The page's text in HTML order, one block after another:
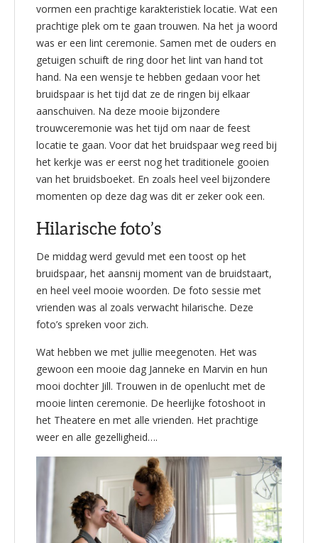
vormen een prachtige karakteristiek locatie. Wat een
prachtige plek om te gaan trouwen. Na het ja woord
was er een lint ceremonie. Samen met de ouders en
getuigen schuift de ring door het lint van hand tot
hand. Na een wensje te hebben gedaan voor het
bruidspaar is het tijd dat ze de ringen bij elkaar
aanschuiven. Na deze mooie bijzondere
trouwceremonie was het tijd om naar de feest
locatie te gaan. Voor dat het bruidspaar weg reed bij
het kerkje was er eerst nog het traditionele gooien
van het bruidsboeket. En zoals heel veel bijzondere
momenten op deze dag was dit er zeker ook een.
Hilarische foto’s
De middag werd gevuld met een toost op het
bruidspaar, het aansnij moment van de bruidstaart,
en heel veel mooie woorden. De foto sessie met
vrienden was al zoals verwacht hilarische. Deze
foto’s spreken voor zich.
Wat hebben we met jullie meegenoten. Het was
gewoon een mooie dag Janneke en Marvin en hun
mooi dochter Jill. Trouwen in de openlucht met de
mooie linten ceremonie. De heerlijke fotoshoot in
het Theatere en met alle vrienden. Het prachtige
weer en alle gezelligheid….